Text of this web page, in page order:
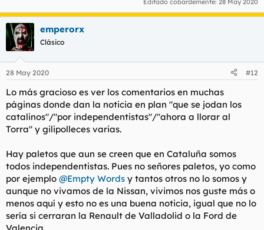
Editado cobardemente: 28 May 2020
emperorx
Clásico
28 May 2020 #12
Lo más gracioso es ver los comentarios en muchas
páginas donde dan la noticia en plan "que se jodan los
catalinos"/"por independentistas"/"ahora a llorar al
Torra" y gilipolleces varias.
Hay paletos que aun se creen que en Cataluña somos
todos independentistas. Pues no señores paletos, yo como
por ejemplo @Empty Words y tantos otros no lo somos y
aunque no vivamos de la Nissan, vivimos nos guste más o
menos aquí y esto no es una buena noticia, igual que no lo
sería si cerraran la Renault de Valladolid o la Ford de
Valencia.